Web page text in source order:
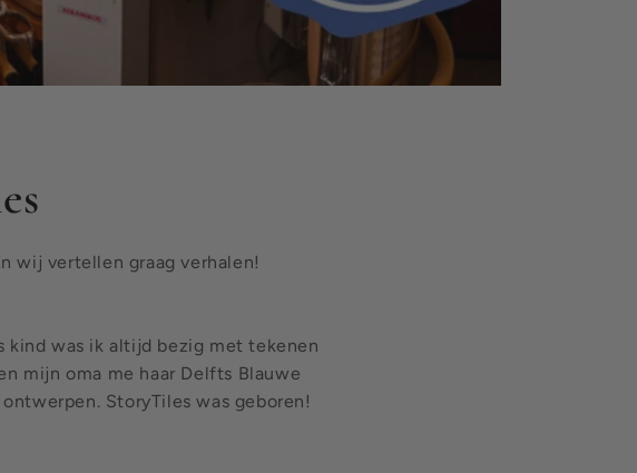
wij vertellen graag verhalen!
was ik altijd bezig met tekenen
mijn oma me haar Delfts Blauwe
StoryTiles was geboren!